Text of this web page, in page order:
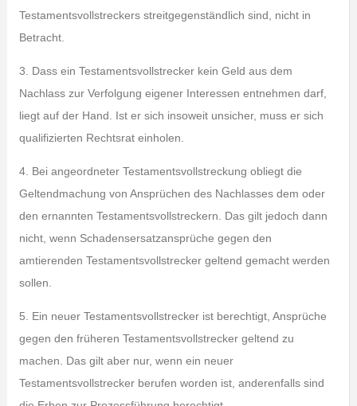
Testamentsvollstreckers streitgegenständlich sind, nicht in
Betracht.
3. Dass ein Testamentsvollstrecker kein Geld aus dem
Nachlass zur Verfolgung eigener Interessen entnehmen darf,
liegt auf der Hand. Ist er sich insoweit unsicher, muss er sich
qualifizierten Rechtsrat einholen.
4. Bei angeordneter Testamentsvollstreckung obliegt die
Geltendmachung von Ansprüchen des Nachlasses dem oder
den ernannten Testamentsvollstreckern. Das gilt jedoch dann
nicht, wenn Schadensersatzansprüche gegen den
amtierenden Testamentsvollstrecker geltend gemacht werden
sollen.
5. Ein neuer Testamentsvollstrecker ist berechtigt, Ansprüche
gegen den früheren Testamentsvollstrecker geltend zu
machen. Das gilt aber nur, wenn ein neuer
Testamentsvollstrecker berufen worden ist, anderenfalls sind